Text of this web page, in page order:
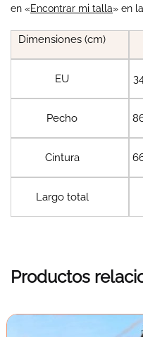
en «Encontrar mi talla» en
Dimensiones (cm)
EU
Pecho
Cintura
Largo total
Productos